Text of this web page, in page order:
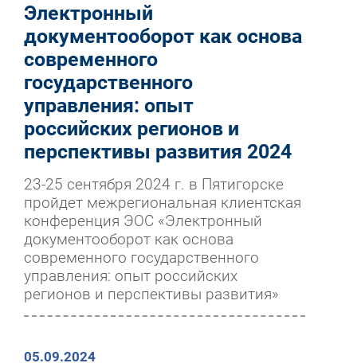
Электронный
документооборот как основа
современного
государственного
управления: опыт
российских регионов и
перспективы развития 2024
23-25 сентября 2024 г. в Пятигорске
пройдет межрегиональная клиентская
конференция ЭОС «Электронный
документооборот как основа
современного государственного
управления: опыт российских
регионов и перспективы развития»
05.09.2024